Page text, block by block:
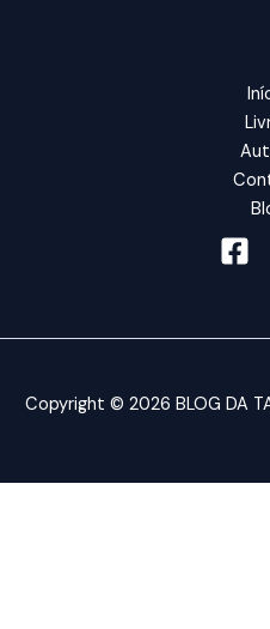
Copyright © 2026 BLOG DA